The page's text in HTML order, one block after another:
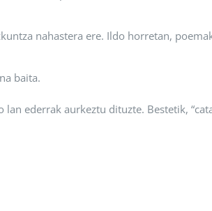
nahastera ere. Ildo horretan,
baita.
ederrak aurkeztu dituzte. Bestetik,